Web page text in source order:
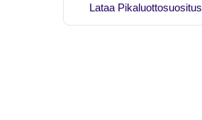
Lataa Pikaluottosuositus